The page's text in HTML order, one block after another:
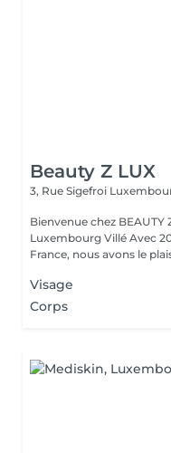
Beauty Z LUX
3, Rue Sigefroi
Bienvenue chez BEAUTY
Luxembourg Villé Avec 20 ans d'expérience en Russie et en
France, nous avons le
Visage
Corps